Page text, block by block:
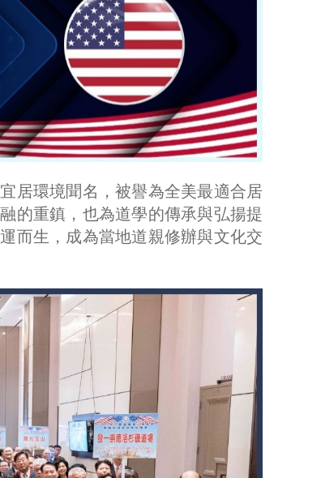
居環境聞名，被譽為全美最適合居
的重鎮，也為道學的傳承與弘揚提
而生，成為當地道親修辦與文化交